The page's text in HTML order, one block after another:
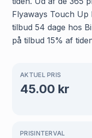
Flyaways Touch
tilbud 54 dage hos
på tilbud 15% af
AKTUEL PRIS
45.00 kr
PRISINTERVAL